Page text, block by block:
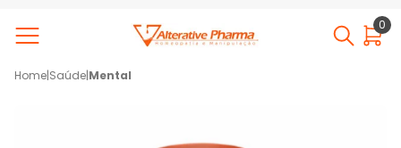
0
Home|Saúde|Mental